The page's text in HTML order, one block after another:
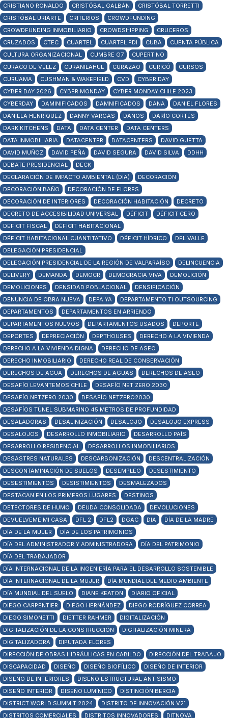
CRISTIANO RONALDO
CRISTÓBAL GALBÁN
CRISTÓBAL TORRETTI
CRISTÓBAL URIARTE
CRITERIOS
CROWDFUNDING
CROWDFUNDING INMOBILIARIO
CROWDSHIPPING
CRUCEROS
CRUZADOS
CTEC CUARTEL CUARTEL PDI CUBA
CUENTA PÚBLICA
CULTURA ORGANIZACIONAL
CUMBRE G7
CUPERTINO
CURACO DE VÉLEZ
CURANILAHUE CURAZAO CURICÓ
CURSOS
CURUAMA
CUSHMAN & WAKEFIELD CVD
CYBER DAY
CYBER DAY 2026
CYBER MONDAY
CYBER MONDAY CHILE 2023
CYBERDAY
DAMINIFICADOS DAMNIFICADOS DANA
DANIEL FLORES
DANIELA HENRÍQUEZ
DANNY VARGAS DAÑOS
DARÍO CORTÉS
DARK KITCHENS
DATA DATA CENTER
DATA CENTERS
DATA INMOBILIARIA
DATACENTER DATACENTERS
DAVID GUETTA
DAVID MUÑOZ
DAVID PEÑA DAVID SEGURA DAVID SILVA
DDHH
DEBATE PRESIDENCIAL
DECK
DECLARACIÓN DE IMPACTO AMBIENTAL (DIA)
DECORACIÓN
DECORACIÓN BAÑO
DECORACIÓN DE FLORES
DECORACIÓN DE INTERIORES
DECORACIÓN HABITACIÓN
DECRETO
DECRETO DE ACCESIBILIDAD UNIVERSAL
DÉFICIT
DÉFICIT CERO
DÉFICIT FISCAL
DÉFICIT HABITACIONAL
DÉFICIT HABITACIONAL CUANTITATIVO
DÉFICIT HÍDRICO
DEL VALLE
DELEGACIÓN PRESIDENCIAL
DELEGACIÓN PRESIDENCIAL DE LA REGIÓN DE VALPARAÍSO
DELINCUENCIA
DELIVERY
DEMANDA DEMOCR DEMOCRACIA VIVA
DEMOLICIÓN
DEMOLICIONES
DENSIDAD POBLACIONAL
DENSIFICACIÓN
DENUNCIA DE OBRA NUEVA
DEPA YA
DEPARTAMENTO TI OUTSOURCING
DEPARTAMENTOS
DEPARTAMENTOS EN ARRIENDO
DEPARTAMENTOS NUEVOS
DEPARTAMENTOS USADOS
DEPORTE
DEPORTES
DEPRECIACIÓN DEPTHOUSES
DERECHO A LA VIVIENDA
DERECHO A LA VIVIENDA DIGNA
DERECHO DE ASEO
DERECHO INMOBILIARIO
DERECHO REAL DE CONSERVACIÓN
DERECHOS DE AGUA
DERECHOS DE AGUAS
DERECHOS DE ASEO
DESAFÍO LEVANTEMOS CHILE
DESAFÍO NET ZERO 2030
DESAFÍO NETZERO 2030
DESAFÍO NETZERO2030
DESAFÍOS TÚNEL SUBMARINO 45 METROS DE PROFUNDIDAD
DESALADORAS
DESALINIZACIÓN DESALOJO
DESALOJO EXPRESS
DESALOJOS
DESARROLLO INMOBILIARIO
DESARROLLO PAÍS
DESARROLLO RESIDENCIAL
DESARROLLOS INMOBILIARIOS
DESASTRES NATURALES
DESCARBONIZACIÓN
DESCENTRALIZACIÓN
DESCONTAMINACIÓN DE SUELOS
DESEMPLEO
DESESTIMIENTO
DESESTIMIENTOS
DESISTIMIENTOS
DESMALEZADOS
DESTACAN EN LOS PRIMEROS LUGARES
DESTINOS
DETECTORES DE HUMO
DEUDA CONSOLIDADA
DEVOLUCIONES
DEVUELVEME MI CASA
DFL 2 DFL2 DGAC DIA
DÍA DE LA MADRE
DÍA DE LA MUJER
DÍA DE LOS PATRIMONIOS
DÍA DEL ADMINISTRADOR Y ADMINISTRADORA
DÍA DEL PATRIMONIO
DÍA DEL TRABAJADOR
DÍA INTERNACIONAL DE LA INGENIERÍA PARA EL DESARROLLO SOSTENIBLE
DÍA INTERNACIONAL DE LA MUJER
DÍA MUNDIAL DEL MEDIO AMBIENTE
DÍA MUNDIAL DEL SUELO
DIANE KEATON
DIARIO OFICIAL
DIEGO CARPENTIER
DIEGO HERNÁNDEZ
DIEGO RODRÍGUEZ CORREA
DIEGO SIMONETTI
DIETTER RAHMER
DIGITALIZACIÓN
DIGITALIZACIÓN DE LA CONSTRUCCIÓN
DIGITALIZACIÓN MINERA
DIGITALIZADORA
DIPUTADA FLORES
DIRECCIÓN DE OBRAS HIDRÁULICAS EN CABILDO
DIRECCIÓN DEL TRABAJO
DISCAPACIDAD
DISEÑO DISEÑO BIOFÍLICO
DISEÑO DE INTERIOR
DISEÑO DE INTERIORES
DISEÑO ESTRUCTURAL ANTISISMO
DISEÑO INTERIOR
DISEÑO LUMÍNICO
DISTINCIÓN BERCIA
DISTRICT WORLD SUMMIT 2024
DISTRITO DE INNOVACIÓN V21
DISTRITOS COMERCIALES
DISTRITOS INNOVADORES DITNOVA